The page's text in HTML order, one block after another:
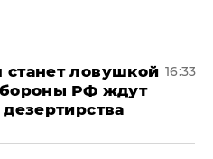
ловушкой
РФ ждут
16:33